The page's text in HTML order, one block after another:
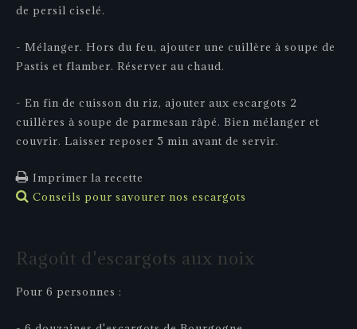
de persil ciselé.
- Mélanger. Hors du feu, ajouter une cuillère à soupe de
Pastis et flamber. Réserver au chaud.
- En fin de cuisson du riz, ajouter aux escargots 2
cuillères à soupe de parmesan râpé. Bien mélanger et
couvrir. Laisser reposer 5 min avant de servir.
Imprimer la recette
Conseils pour savourer nos escargots
Ragoût d'escargots aux noix
Pour 6 personnes :